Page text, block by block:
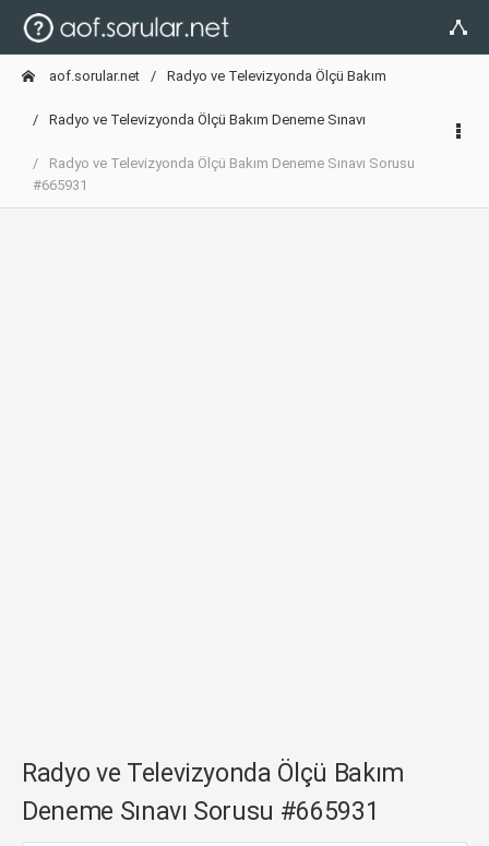
aof.sorular.net Radyo ve Televizyonda Ölçü Bakım
Radyo ve Televizyonda Ölçü Bakım Deneme Sınavı
Radyo ve Televizyonda Ölçü Bakım Deneme Sınavı Sorusu
#665931
Radyo ve Televizyonda Ölçü Bakım
Deneme Sınavı Sorusu #665931